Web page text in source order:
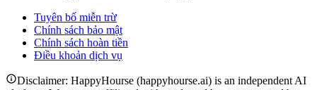
Tuyên bố miễn trừ
Chính sách bảo mật
Chính sách hoàn tiền
Điều khoản dịch vụ
Disclaimer: HappyHourse (happyhourse.ai) is an independent AI